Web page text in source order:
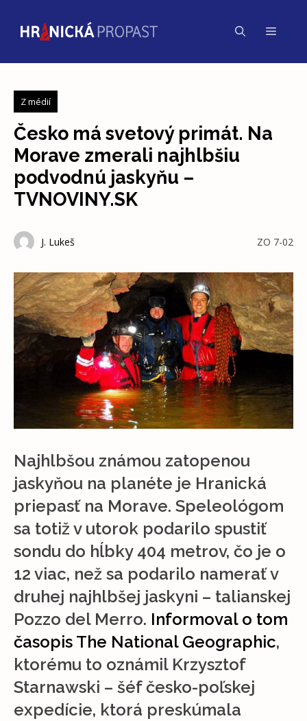
obsah
Menu
Z médií
Česko má svetový primát. Na
Morave zmerali najhlbšiu
podvodnú jaskyňu –
TVNOVINY.SK
J. Lukeš ZO 7-02
Najhlbšou známou zatopenou
jaskyňou na planéte je Hranická
priepasť na Morave. Speleológom
sa totiž v utorok podarilo spustiť
sondu do hĺbky 404 metrov, čo je o
12 viac, než sa podarilo namerať v
druhej najhlbšej jaskyni – talianskej
Pozzo del Merro. Informoval o tom
časopis The National Geographic,
ktorému to oznámil Krzysztof
Starnawski – šéf česko-poľskej
expedície, ktorá preskúmala